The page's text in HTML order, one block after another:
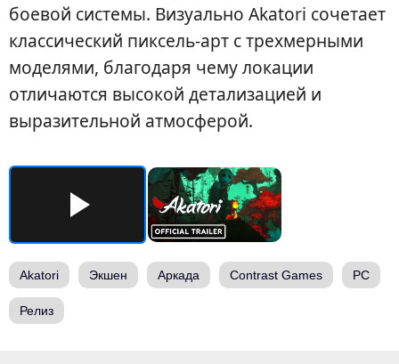
боевой системы. Визуально Akatori сочетает
классический пиксель-арт с трехмерными
моделями, благодаря чему локации
отличаются высокой детализацией и
выразительной атмосферой.
Akatori Экшен Аркада Contrast Games PC
Релиз